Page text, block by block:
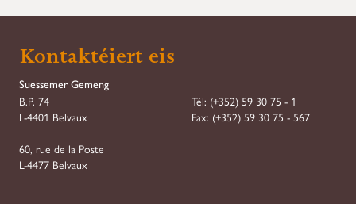
Kontaktéiert eis
Suessemer Gemeng
B.P. 74
L-4401 Belvaux
60, rue de la Poste
L-4477 Belvaux
Tél: (+352) 59 30 75 - 1
Fax: (+352) 59 30 75 - 567